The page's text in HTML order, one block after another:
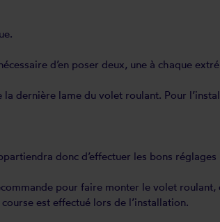
d’en poser deux, une à chaque
dernière lame du volet roulant. Pour
donc d’effectuer les bons
pour faire monter le volet roulant,
est effectué lors de l’installation.